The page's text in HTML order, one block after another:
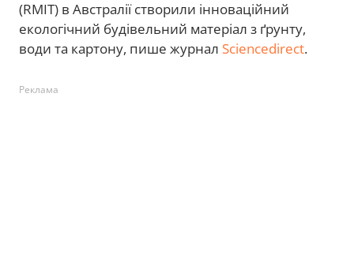
(RMIT) в Австралії створили інноваційний
екологічний будівельний матеріал з ґрунту,
води та картону, пише журнал Sciencedirect.
Реклама